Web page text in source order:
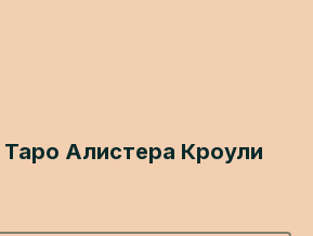
Алистера Кроули